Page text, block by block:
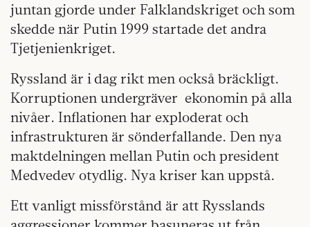
juntan gjorde under Falklandskriget och som
skedde när Putin 1999 startade det andra
Tjetjenienkriget.
Ryssland är i dag rikt men också bräckligt.
Korruptionen undergräver ekonomin på alla
nivåer. Inflationen har exploderat och
infrastrukturen är sönderfallande. Den nya
maktdelningen mellan Putin och president
Medvedev otydlig. Nya kriser kan uppstå.
Ett vanligt missförstånd är att Rysslands